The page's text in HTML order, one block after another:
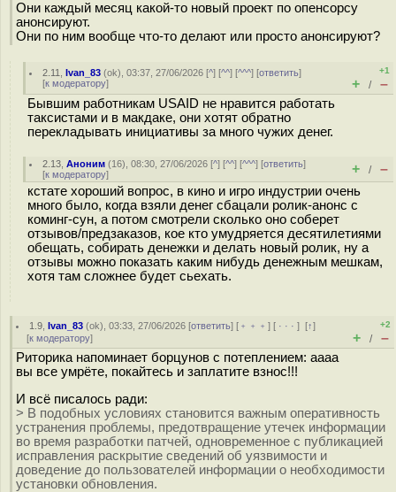
Они каждый месяц какой-то новый проект по опенсорсу
анонсируют.
Они по ним вообще что-то делают или просто анонсируют?
2.11 ,Ivan_83 (ok), 03:37, 27/06/2026 [^] [^^] [^^^] [ответить]
[к модератору]
+1
+ / –
Бывшим работникам USAID не нравится работать
таксистами и в макдаке, они хотят обратно
перекладывать инициативы за много чужих денег.
2.13 ,Аноним (16), 08:30, 27/06/2026 [^] [^^] [^^^] [ответить]
[к модератору] + / –
кстате хороший вопрос, в кино и игро индустрии очень
много было, когда взяли денег сбацали ролик-анонс с
коминг-сун, а потом смотрели сколько оно соберет
отзывов/предзаказов, кое кто умудряется десятилетиями
обещать, собирать денежки и делать новый ролик, ну а
отзывы можно показать каким нибудь денежным мешкам,
хотя там сложнее будет сьехать.
1.9 ,Ivan_83 (ok), 03:33, 27/06/2026 [ответить] [ ﹢﹢﹢] [ · · ·][↑]
[к модератору]
+2
+ / –
Риторика напоминает борцунов с потеплением: аааа
вы все умрёте, покайтесь и заплатите взнос!!!
И всё писалось ради:
> В подобных условиях становится важным оперативность
устранения проблемы, предотвращение утечек информации
во время разработки патчей, одновременное с публикацией
исправления раскрытие сведений об уязвимости и
доведение до пользователей информации о необходимости
установки обновления.